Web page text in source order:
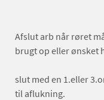
Afslut arb når røret
brugt op eller ønsket
slut med en 1.eller
til aflukning.